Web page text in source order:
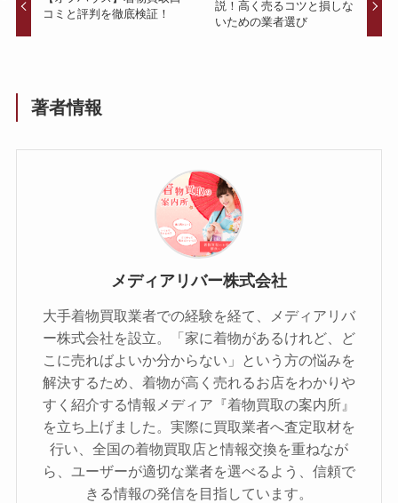
コミと評判を徹底検証！
説！高く売るコツと損しな
いための業者選び
著者情報
メディアリバー株式会社
大手着物買取業者での経験を経て、メディアリバ
ー株式会社を設立。「家に着物があるけれど、ど
こに売ればよいか分からない」という方の悩みを
解決するため、着物が高く売れるお店をわかりや
すく紹介する情報メディア『着物買取の案内所』
を立ち上げました。実際に買取業者へ査定取材を
行い、全国の着物買取店と情報交換を重ねなが
ら、ユーザーが適切な業者を選べるよう、信頼で
きる情報の発信を目指しています。